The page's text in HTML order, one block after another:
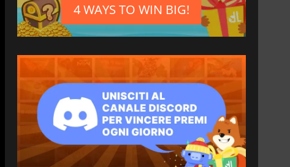
4 WAYS TO WIN BIG!